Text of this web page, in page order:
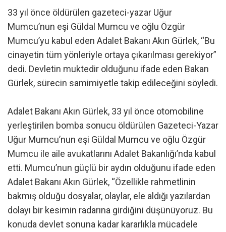
33 yıl önce öldürülen gazeteci-yazar Uğur
Mumcu’nun eşi Güldal Mumcu ve oğlu Özgür
Mumcu’yu kabul eden Adalet Bakanı Akın Gürlek, “Bu
cinayetin tüm yönleriyle ortaya çıkarılması gerekiyor”
dedi. Devletin muktedir olduğunu ifade eden Bakan
Gürlek, sürecin samimiyetle takip edileceğini söyledi.
Adalet Bakanı Akın Gürlek, 33 yıl önce otomobiline
yerleştirilen bomba sonucu öldürülen Gazeteci-Yazar
Uğur Mumcu’nun eşi Güldal Mumcu ve oğlu Özgür
Mumcu ile aile avukatlarını Adalet Bakanlığı’nda kabul
etti. Mumcu’nun güçlü bir aydın olduğunu ifade eden
Adalet Bakanı Akın Gürlek, “Özellikle rahmetlinin
bakmış olduğu dosyalar, olaylar, ele aldığı yazılardan
dolayı bir kesimin radarına girdiğini düşünüyoruz. Bu
konuda devlet sonuna kadar kararlıkla mücadele